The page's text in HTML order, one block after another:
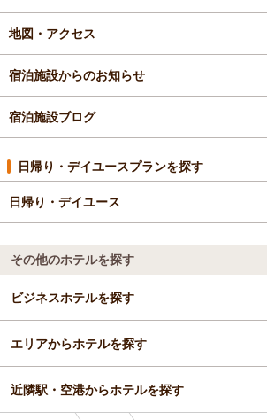
地図・アクセス
宿泊施設からのお知らせ
宿泊施設ブログ
日帰り・デイユースプランを探す
日帰り・デイユース
その他のホテルを探す
ビジネスホテルを探す
群馬県
藤岡・碓氷・磯部・妙義
エリアからホテルを探す
群馬県
近隣駅・空港からホテルを探す